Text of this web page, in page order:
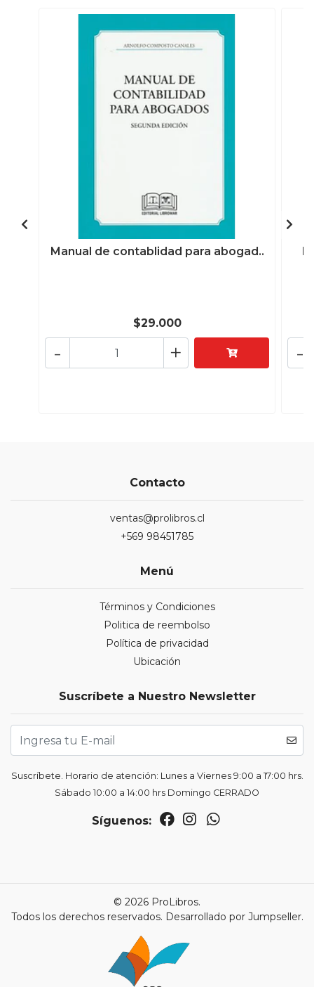
Manual de contablidad para abogad..
$29.000
+
- -
Contacto
ventas@prolibros.cl
+569 98451785
Menú
Términos y Condiciones
Politica de reembolso
Política de privacidad
Ubicación
Suscríbete a Nuestro Newsletter
Suscríbete. Horario de atención: Lunes a Viernes 9:00 a 17:00 hrs.
Sábado 10:00 a 14:00 hrs Domingo CERRADO
Síguenos:
© 2026 ProLibros.
Todos los derechos reservados. Desarrollado por Jumpseller.